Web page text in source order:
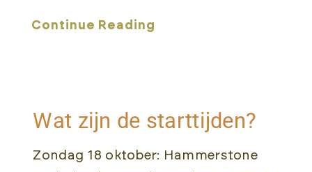
Continue Reading
Wat zijn de starttijden?
Zondag 18 oktober: Hammerstone